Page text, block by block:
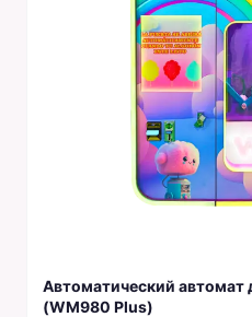
Автоматический автомат
(WM980 Plus)